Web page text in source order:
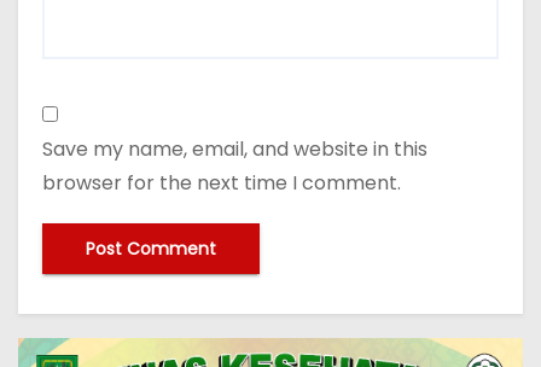
Save my name, email, and website in this
browser for the next time I comment.